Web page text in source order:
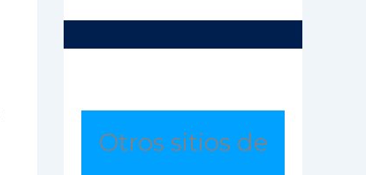
Otros sitios de